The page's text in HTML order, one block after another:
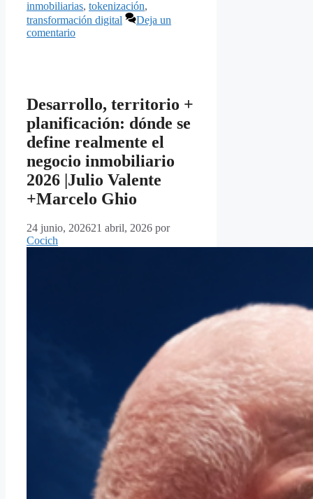
inmobiliarias, tokenización,
transformación digital
Deja un
comentario
Desarrollo, territorio +
planificación: dónde se
define realmente el
negocio inmobiliario
2026 |Julio Valente
+Marcelo Ghio
24 junio, 202621 abril, 2026 por
Cocich